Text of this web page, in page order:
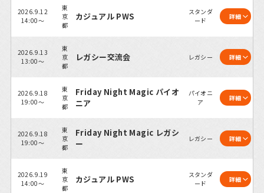
2026.9.12
14:00～
東
京
都
カジュアル PWS
スタンダ
ード
詳細
2026.9.13
13:00～
東
京
都
レガシー交流会 レガシー 詳細
2026.9.18
19:00～
東
京
都
Friday Night Magic パイオ
ニア
パイオニ
ア
詳細
2026.9.18
19:00～
東
京
都
Friday Night Magic レガシ
ー
レガシー 詳細
2026.9.19
14:00～
東
京
都
カジュアル PWS
スタンダ
ード
詳細